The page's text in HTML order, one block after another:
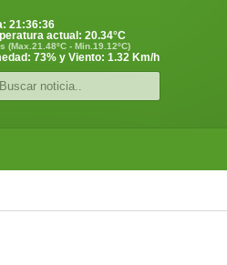
21:36:36
actual: 20.34°C
(Max.21.48ºC - Min.19.12ºC)
73% y Viento: 1.32 Km/h